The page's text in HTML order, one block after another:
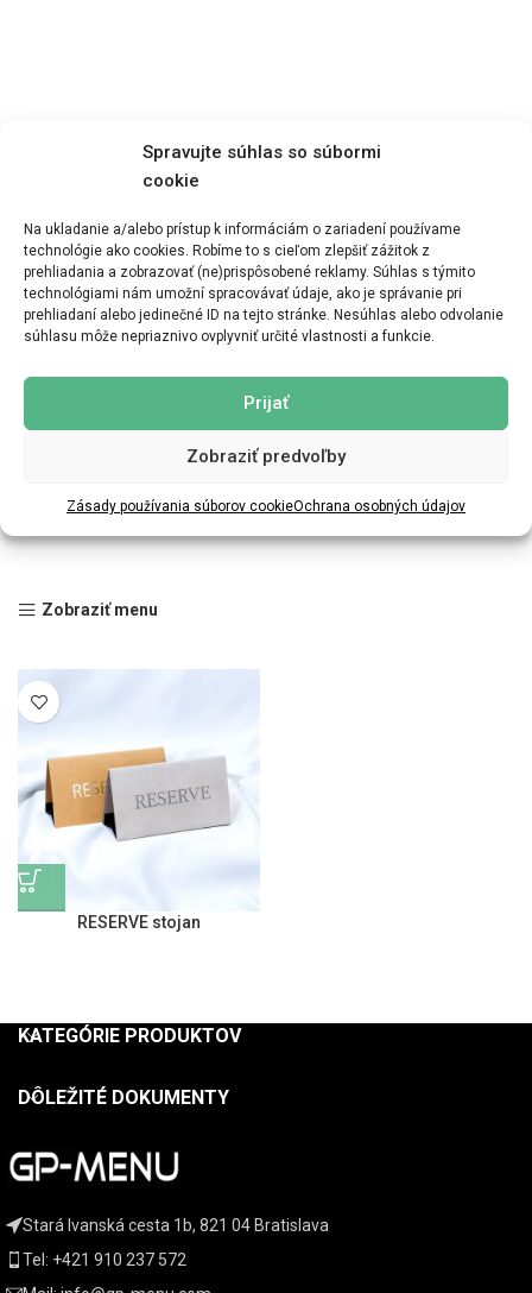
Spravujte súhlas so súbormi
cookie
Na ukladanie a/alebo prístup k informáciám o zariadení používame
technológie ako cookies. Robíme to s cieľom zlepšiť zážitok z
prehliadania a zobrazovať (ne)prispôsobené reklamy. Súhlas s týmito
technológiami nám umožní spracovávať údaje, ako je správanie pri
prehliadaní alebo jedinečné ID na tejto stránke. Nesúhlas alebo odvolanie
súhlasu môže nepriaznivo ovplyvniť určité vlastnosti a funkcie.
Prijať
Zobraziť predvoľby
Zásady používania súborov cookieOchrana osobných údajov
Zobraziť menu
RESERVE stojan
KATEGÓRIE PRODUKTOV
DÔLEŽITÉ DOKUMENTY
Stará Ivanská cesta 1b, 821 04 Bratislava
Tel: +421 910 237 572